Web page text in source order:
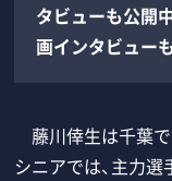
タビューも公開
画インタビュー
藤川倖生は千葉
シニアでは、主力